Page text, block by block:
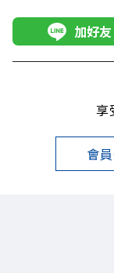
加好友
享
會